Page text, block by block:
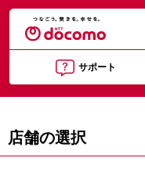
サポート
店舗の選択